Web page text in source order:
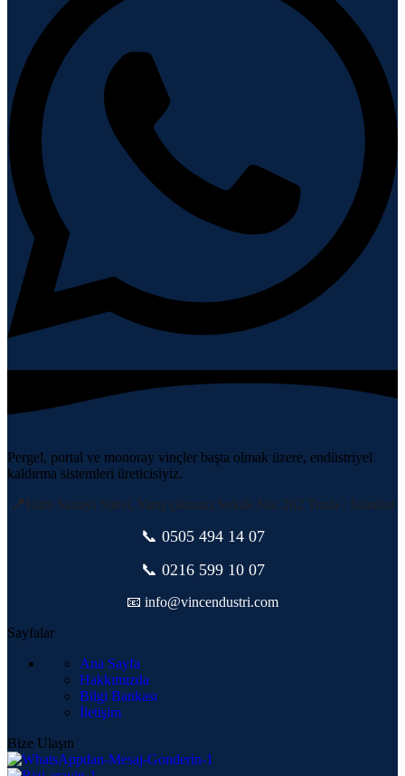
Pergel, portal ve monoray vinçler başta olmak üzere, endüstriyel
kaldırma sistemleri üreticisiyiz.
📍 İstim Sanayi Sitesi, Yarış çıkmazı Sokak No: 262 Tuzla / İstanbul
📞 0505 494 14 07
📞 0216 599 10 07
📧 info@vincendustri.com
Sayfalar
Ana Sayfa
Hakkımızda
Bilgi Bankası
İletişim
Bize Ulaşın